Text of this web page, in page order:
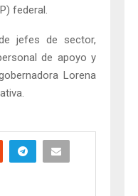
federal.
jefes de sector,
de apoyo y
Lorena